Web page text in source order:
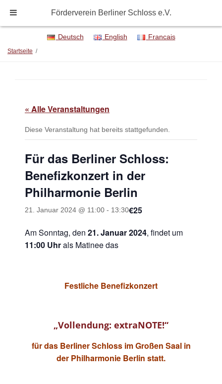
Deutsch English Francais
Startseite /
« Alle Veranstaltungen
Diese Veranstaltung hat bereits stattgefunden.
Für das Berliner Schloss:
Benefizkonzert in der
Philharmonie Berlin
21. Januar 2024 @ 11:00 - 13:30€25
Am Sonntag, den 21. Januar 2024, findet um
11:00 Uhrals Matinee das
Festliche Benefizkonzert
„Vollendung: extraNOTE!“
für das Berliner Schloss im Großen Saal in
der Philharmonie Berlin statt.
Förderverein Berliner Schloss e.V.
Förderverein Berliner Schloss e.V.